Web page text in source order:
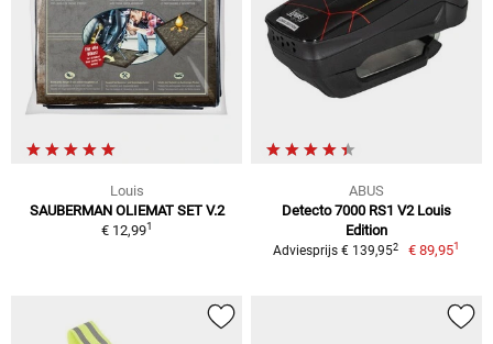
Louis
SAUBERMAN OLIEMAT SET V.2
€ 12,991
ABUS
Detecto 7000 RS1 V2 Louis
Edition
Adviesprijs € 139,952 € 89,951